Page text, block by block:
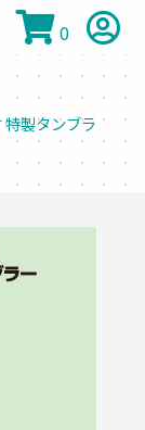
0
特製タンブラ